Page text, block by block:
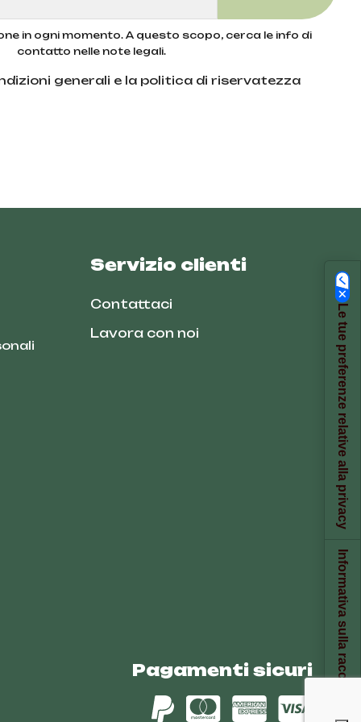
in ogni momento. A questo scopo, cerca le info di
contatto nelle note legali.
generali e la politica di riservatezza
Servizio clienti
Contattaci
Lavora con noi
Pagamenti sicuri
Le tue preferenze relative alla privacy
Informativa sulla raccolta